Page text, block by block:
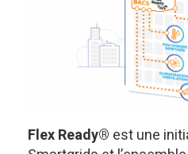
Flex Ready® est une